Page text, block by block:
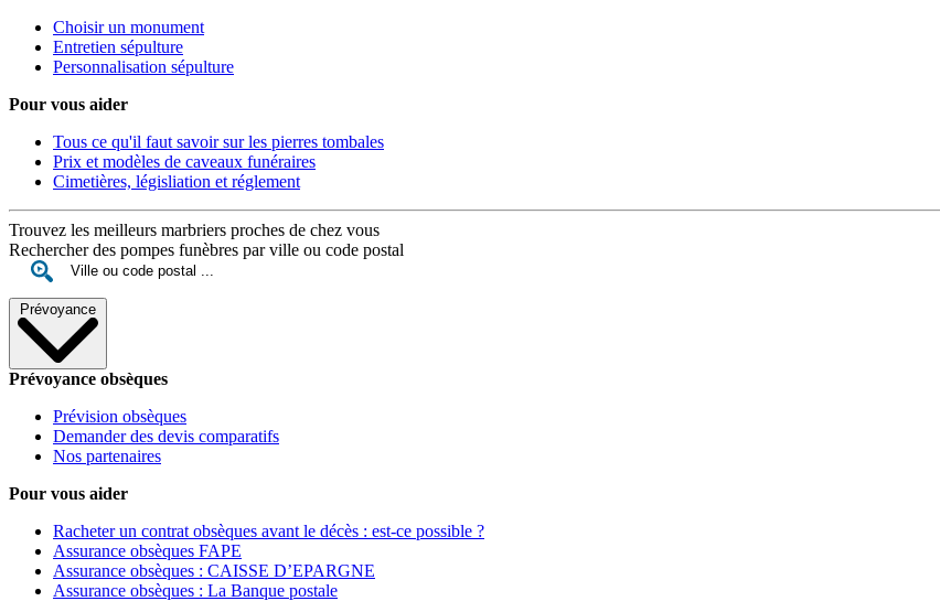
Choisir un monument
Entretien sépulture
Personnalisation sépulture
Pour vous aider
Tous ce qu'il faut savoir sur les pierres tombales
Prix et modèles de caveaux funéraires
Cimetières, législiation et réglement
Trouvez les meilleurs marbriers proches de chez vous
Rechercher des pompes funèbres par ville ou code postal
Prévoyance
Prévoyance obsèques
Prévision obsèques
Demander des devis comparatifs
Nos partenaires
Pour vous aider
Racheter un contrat obsèques avant le décès : est-ce possible ?
Assurance obsèques FAPE
Assurance obsèques : CAISSE D’EPARGNE
Assurance obsèques : La Banque postale